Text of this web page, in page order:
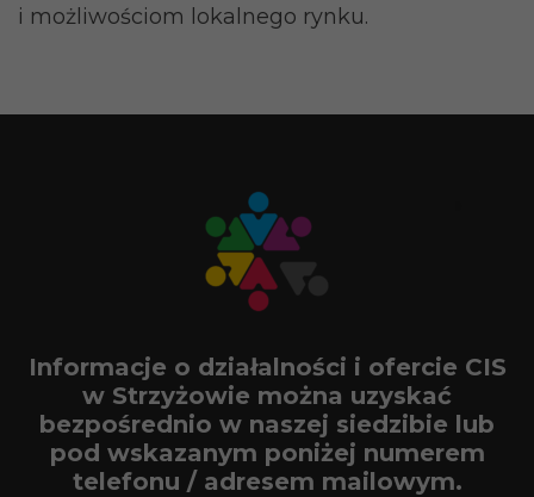
i możliwościom lokalnego rynku.
Informacje o działalności i ofercie CIS
w Strzyżowie można uzyskać
bezpośrednio w naszej siedzibie lub
pod wskazanym poniżej numerem
telefonu / adresem mailowym.